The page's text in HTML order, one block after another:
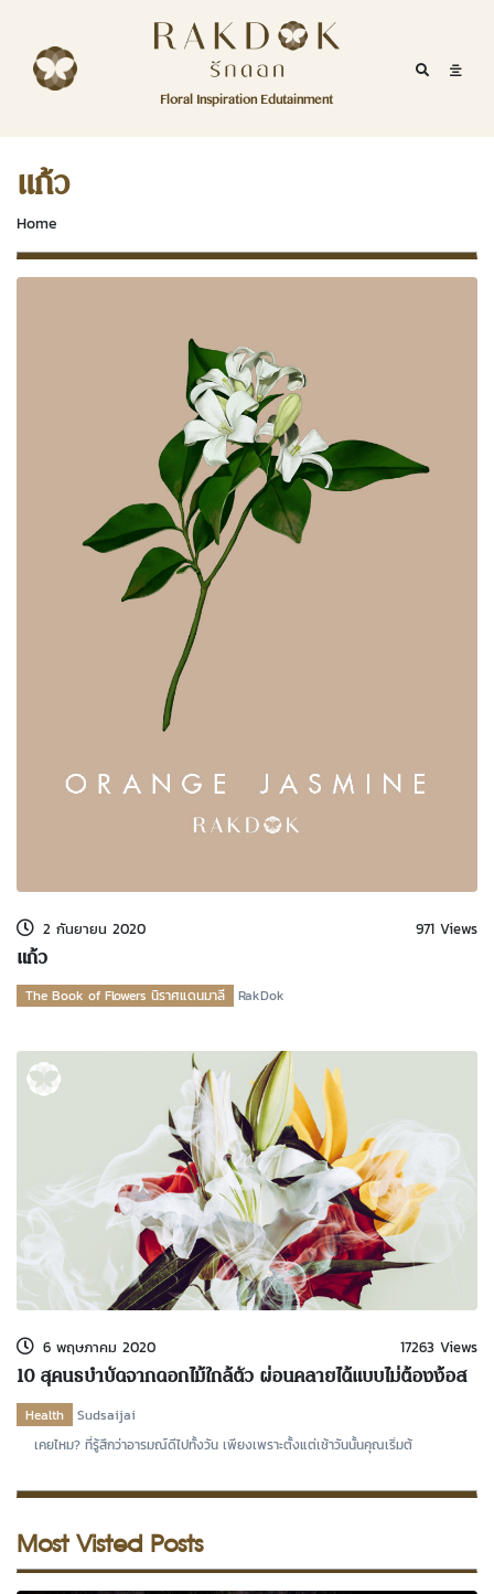
RakDok (รักดอก)
Floral Inspiration Edutainment
Mobile
RakDok
Menu
MAGAZINE
EDUTAINMENT
RAKDOK
Channel Facebook
Channel Instagram
แก้ว
Home
2 กันยายน 2020 971 Views
แก้ว
The Book of Flowers นิราศแดนมาลี RakDok
6 พฤษภาคม 2020 17263 Views
10 สุคนธบำบัดจากดอกไม้ใกล้ตัว ผ่อนคลายได้แบบไม่ต้องง้อส
ปาHealth
Sudsaijai
เคยไหม? ที่รู้สึกว่าอารมณ์ดีไปทั้งวัน เพียงเพราะตั้งแต่เช้าวันนั้นคุณเริ่มต้
Most Visted Posts